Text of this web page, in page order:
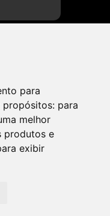
para
propósitos: para
melhor
produtos e
exibir